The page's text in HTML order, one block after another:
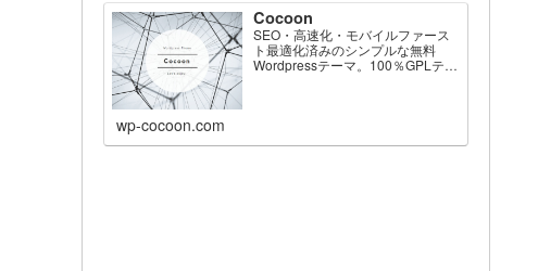
Cocoon
SEO・高速化・モバイルファース
ト最適化済みのシンプルな無料
Wordpressテーマ。100％GPLテー
wp-cocoon.com